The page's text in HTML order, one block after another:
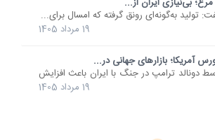
تولید به‌گونه‌ای رونق گرفته که امسال برای...
19 مرداد 1405
آمریکا؛ بازارهای جهانی در...
دونالد ترامپ در جنگ با ایران باعث افزایش
19 مرداد 1405